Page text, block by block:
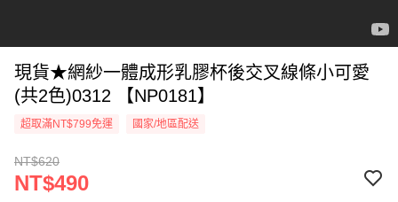
現貨★網紗一體成形乳膠杯後交叉線條小可愛
(共2色)0312 【NP0181】
超取滿NT$799免運 國家/地區配送
NT$620
NT$490